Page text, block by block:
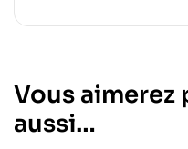
Vous
aussi…